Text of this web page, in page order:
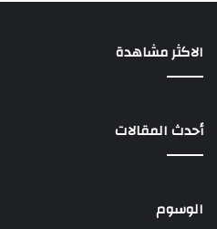
الاكثر مشاهدة
أحدث المقالات
الوسوم